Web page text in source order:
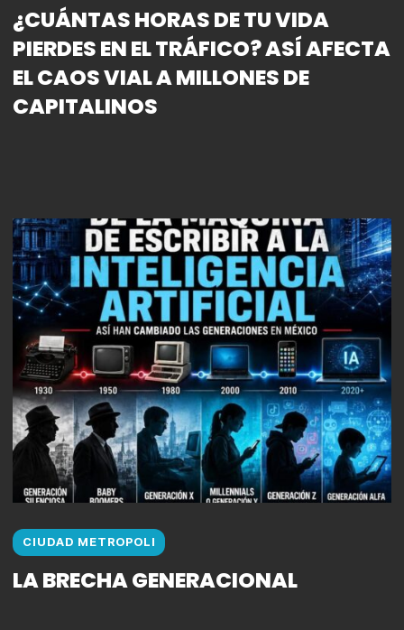
¿CUÁNTAS HORAS DE TU VIDA
PIERDES EN EL TRÁFICO? ASÍ AFECTA
EL CAOS VIAL A MILLONES DE
CAPITALINOS
CIUDAD METROPOLI
LA BRECHA GENERACIONAL